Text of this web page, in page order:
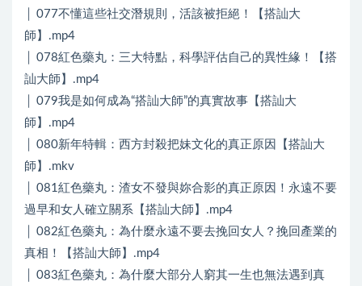
│ 077不懂這些社交潛規則，活該被拒絕！【搭訕大
師】.mp4
│ 078紅色藥丸：三大特點，科學評估自己的異性緣！【搭
訕大師】.mp4
│ 079我是如何成為“搭訕大師”的真實故事【搭訕大
師】.mp4
│ 080新年特輯：西方封殺把妹文化的真正原因【搭訕大
師】.mkv
│ 081紅色藥丸：渣女不發與妳合影的真正原因！永遠不要
過早和女人確立關系【搭訕大師】.mp4
│ 082紅色藥丸：為什麼永遠不要去挽回女人？挽回產業的
真相！【搭訕大師】.mp4
│ 083紅色藥丸：為什麼大部分人窮其一生也無法遇到真